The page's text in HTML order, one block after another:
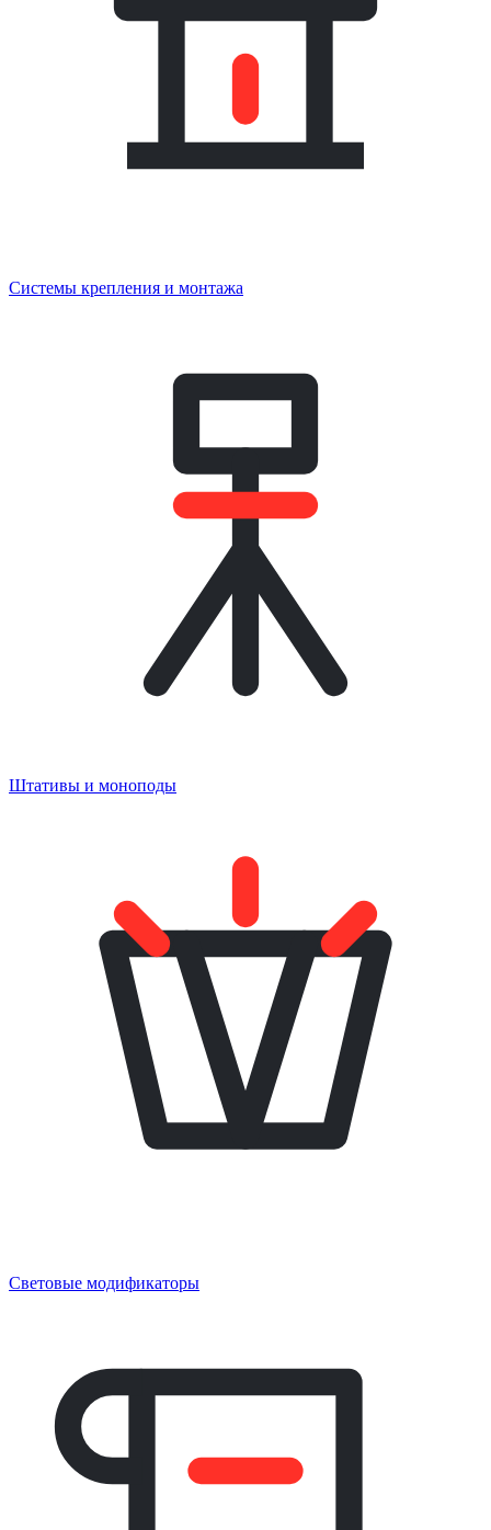
Системы крепления и монтажа
Штативы и моноподы
Световые модификаторы